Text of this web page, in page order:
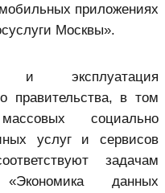
приложениях
Москвы».
и эксплуатация
правительства, в том
социально
услуг и сервисов
задачам
данных